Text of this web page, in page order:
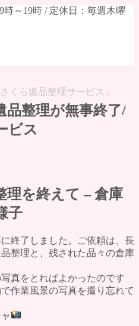
くら遺品整理サービス』
品整理が無事終了/
ビス
理を終えて – 倉庫
子
終了しました。ご依頼は、長
整理と、残された品々の倉庫
真をとればよかったのです
で作業風景の写真を撮り忘れて